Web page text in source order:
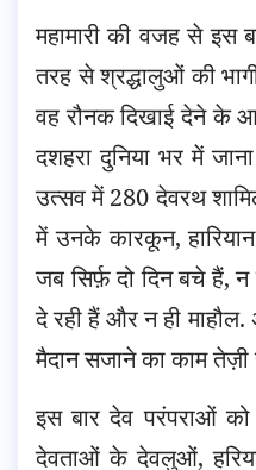
महामारी की वजह से इस
तरह से श्रद्धालुओं की
वह रौनक दिखाई देने के
दशहरा दुनिया भर में
उत्सव में 280 देवरथ
में उनके कारकून,
जब सिर्फ़ दो दिन बचे हैं, न
दे रही हैं और न ही
मैदान सजाने का काम
इस बार देव परंपराओं
देवताओं के देवलुओं,